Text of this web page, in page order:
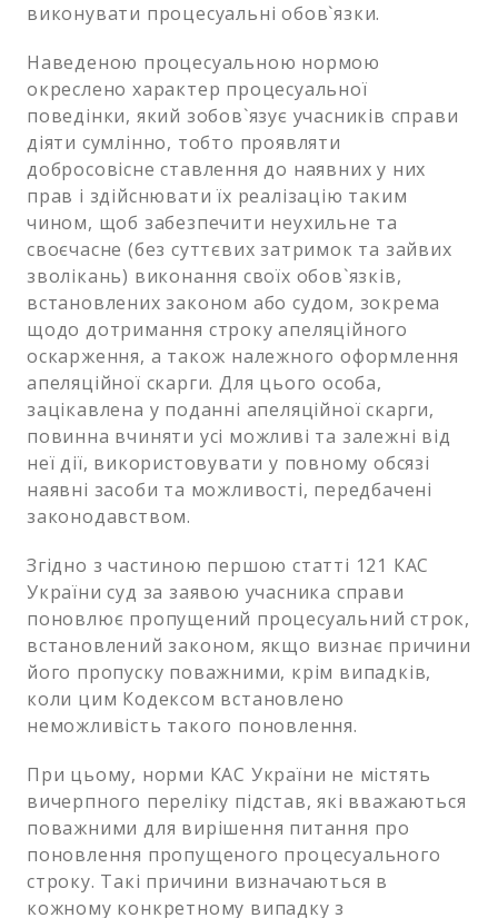
виконувати процесуальні обов`язки.
Наведеною процесуальною нормою
окреслено характер процесуальної
поведінки, який зобов`язує учасників справи
діяти сумлінно, тобто проявляти
добросовісне ставлення до наявних у них
прав і здійснювати їх реалізацію таким
чином, щоб забезпечити неухильне та
своєчасне (без суттєвих затримок та зайвих
зволікань) виконання своїх обов`язків,
встановлених законом або судом, зокрема
щодо дотримання строку апеляційного
оскарження, а також належного оформлення
апеляційної скарги. Для цього особа,
зацікавлена у поданні апеляційної скарги,
повинна вчиняти усі можливі та залежні від
неї дії, використовувати у повному обсязі
наявні засоби та можливості, передбачені
законодавством.
Згідно з частиною першою статті 121 КАС
України суд за заявою учасника справи
поновлює пропущений процесуальний строк,
встановлений законом, якщо визнає причини
його пропуску поважними, крім випадків,
коли цим Кодексом встановлено
неможливість такого поновлення.
При цьому, норми КАС України не містять
вичерпного переліку підстав, які вважаються
поважними для вирішення питання про
поновлення пропущеного процесуального
строку. Такі причини визначаються в
кожному конкретному випадку з